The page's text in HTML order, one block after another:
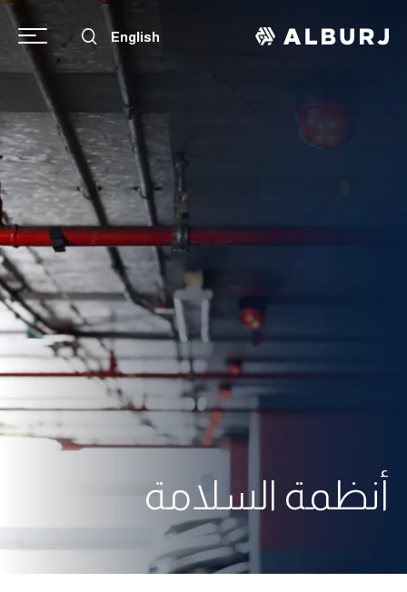
English
أنظمة السلامة